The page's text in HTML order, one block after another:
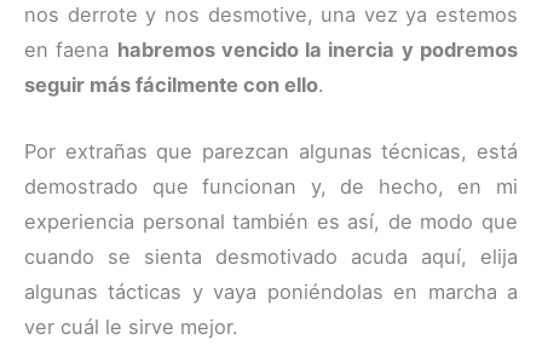
nos derrote y nos desmotive, una vez ya estemos
en faena habremos vencido la inercia y podremos
seguir más fácilmente con ello.
Por extrañas que parezcan algunas técnicas, está
demostrado que funcionan y, de hecho, en mi
experiencia personal también es así, de modo que
cuando se sienta desmotivado acuda aquí, elija
algunas tácticas y vaya poniéndolas en marcha a
ver cuál le sirve mejor.